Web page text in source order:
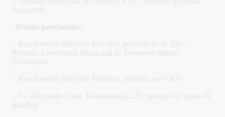
Atacadista
. Pontos provisórios:
– Rua Haeckel Ben-Hur Salvador, próximo ao nº 199 –
Próximo à Secretaria Municipal de Desenvolvimento
Econômico
– Rua Haeckel Ben-Hur Salvador, próximo ao nº 829
– Av. Alexandre Diniz Mascarenhas, 220, próximo ao posto de
gasolina